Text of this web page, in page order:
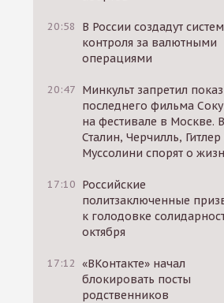
20:58
В России создадут
контроля за валютными
операциями
20:47 Минкульт запретил показ
последнего фильма
на фестивале в Москве.
Сталин, Черчилль, Гитлер
Муссолини спорят о
17:10 Российские
политзаключенные
к голодовке
октября
17:12 «ВКонтакте» начал
блокировать посты
родственников